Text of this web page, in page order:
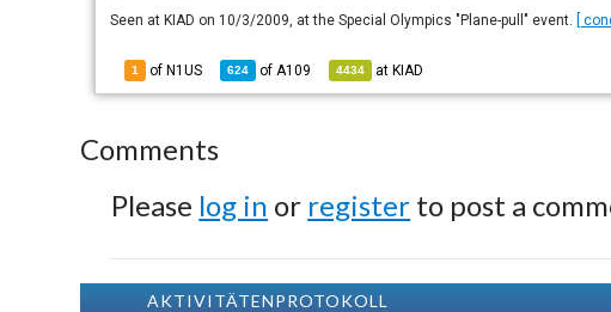
Seen at KIAD on 10/3/2009, at the Special Olympics "Plane-pull" event.
[
1 of N1US 624 ofA109 4434 at KIAD
Comments
Please log in or register to post a
AKTIVITÄTENPROTOKOLL